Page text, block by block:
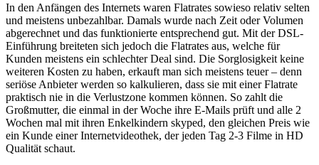
In den Anfängen des Internets waren Flatrates sowieso relativ selten
und meistens unbezahlbar. Damals wurde nach Zeit oder Volumen
abgerechnet und das funktionierte entsprechend gut. Mit der DSL-
Einführung breiteten sich jedoch die Flatrates aus, welche für
Kunden meistens ein schlechter Deal sind. Die Sorglosigkeit keine
weiteren Kosten zu haben, erkauft man sich meistens teuer – denn
seriöse Anbieter werden so kalkulieren, dass sie mit einer Flatrate
praktisch nie in die Verlustzone kommen können. So zahlt die
Großmutter, die einmal in der Woche ihre E-Mails prüft und alle 2
Wochen mal mit ihren Enkelkindern skyped, den gleichen Preis wie
ein Kunde einer Internetvideothek, der jeden Tag 2-3 Filme in HD
Qualität schaut.